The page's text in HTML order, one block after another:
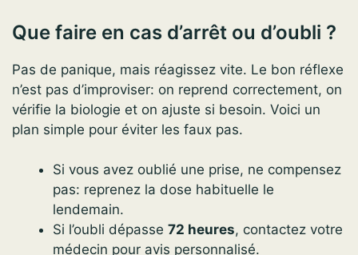
Que faire en cas d’arrêt ou d’oubli ?
Pas de panique, mais réagissez vite. Le bon réflexe
n’est pas d’improviser: on reprend correctement, on
vérifie la biologie et on ajuste si besoin. Voici un
plan simple pour éviter les faux pas.
Si vous avez oublié une prise, ne compensez
pas: reprenez la dose habituelle le
lendemain.
Si l’oubli dépasse 72 heures, contactez votre
médecin pour avis personnalisé.